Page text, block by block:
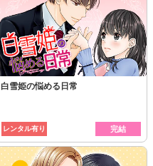
白雪姫の悩める日常
レンタル有り 完結